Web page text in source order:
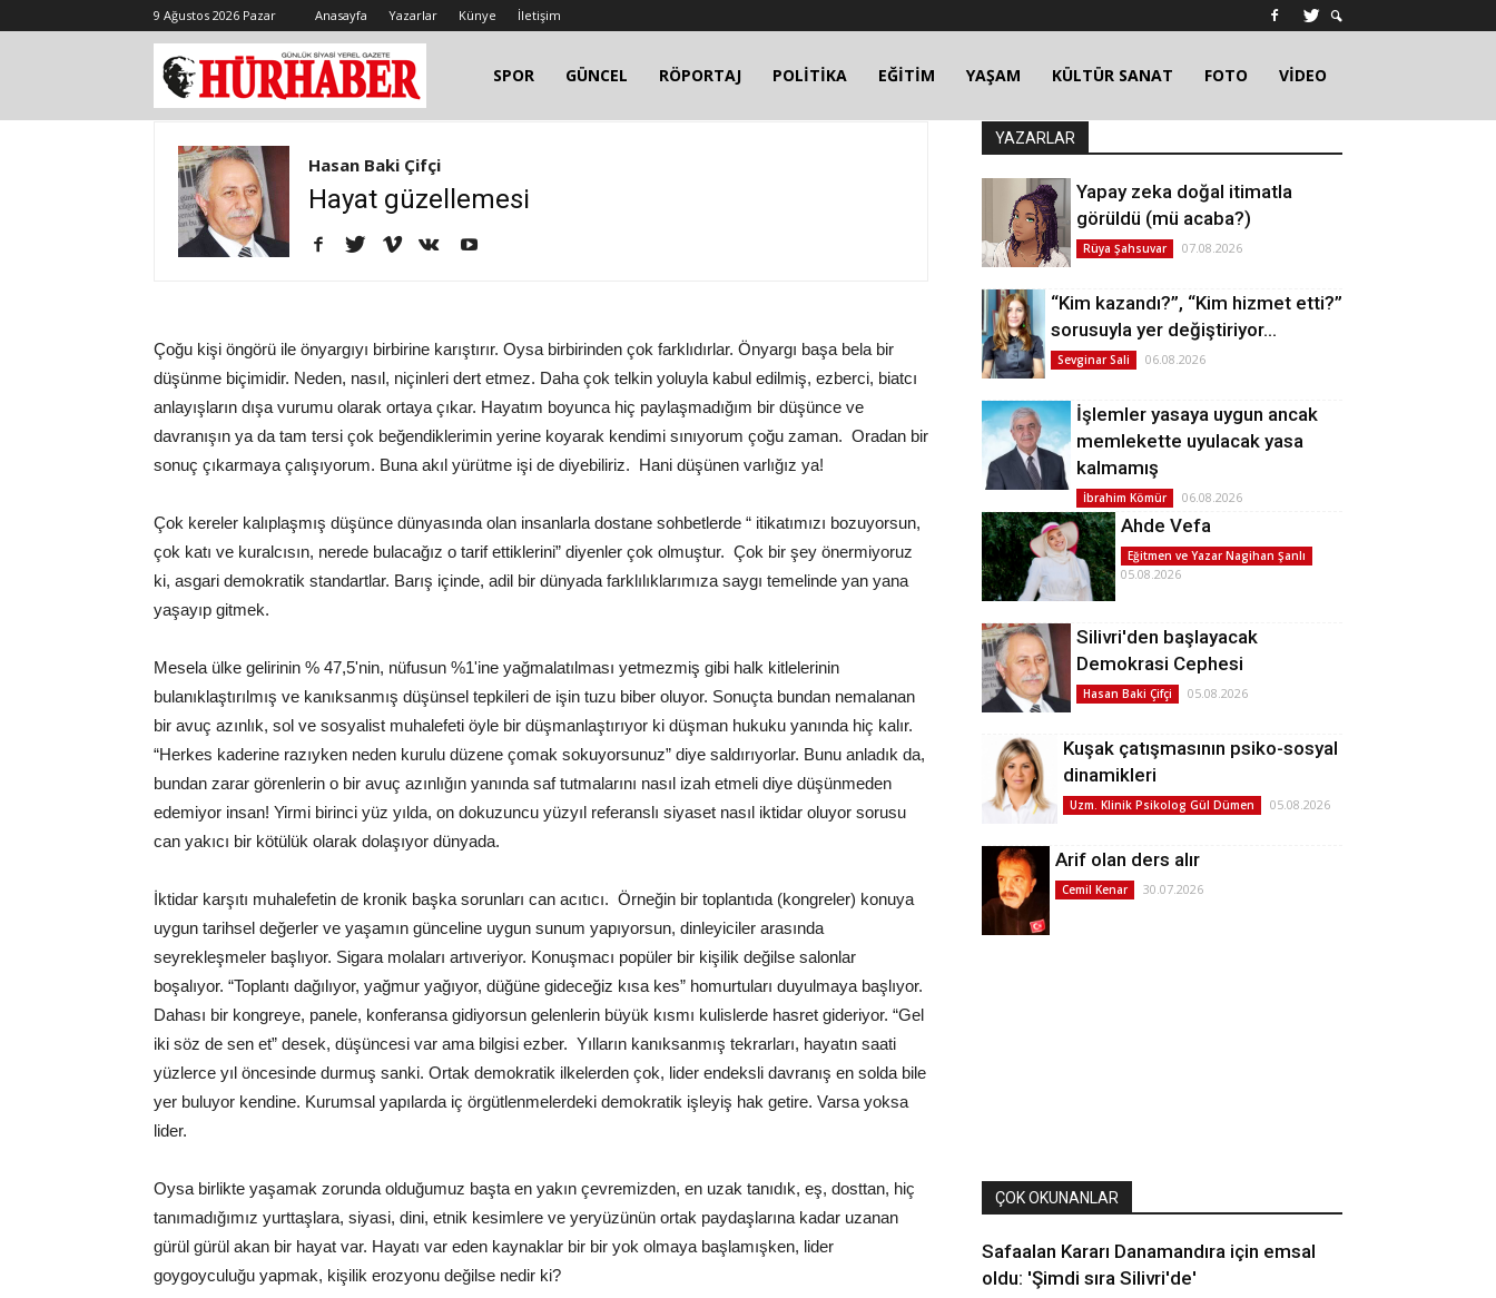
9 Ağustos 2026 Pazar Anasayfa Yazarlar Künye İletişim
SPOR GÜNCEL RÖPORTAJ POLİTİKA EĞİTİM YAŞAM KÜLTÜR SANAT FOTO VİDEO
Hasan Baki Çifçi
Hayat güzellemesi
Çoğu kişi öngörü ile önyargıyı birbirine karıştırır. Oysa birbirinden çok farklıdırlar. Önyargı başa bela bir
düşünme biçimidir. Neden, nasıl, niçinleri dert etmez. Daha çok telkin yoluyla kabul edilmiş, ezberci, biatcı
anlayışların dışa vurumu olarak ortaya çıkar. Hayatım boyunca hiç paylaşmadığım bir düşünce ve
davranışın ya da tam tersi çok beğendiklerimin yerine koyarak kendimi sınıyorum çoğu zaman. Oradan bir
sonuç çıkarmaya çalışıyorum. Buna akıl yürütme işi de diyebiliriz. Hani düşünen varlığız ya!
Çok kereler kalıplaşmış düşünce dünyasında olan insanlarla dostane sohbetlerde “ itikatımızı bozuyorsun,
çok katı ve kuralcısın, nerede bulacağız o tarif ettiklerini” diyenler çok olmuştur. Çok bir şey önermiyoruz
ki, asgari demokratik standartlar. Barış içinde, adil bir dünyada farklılıklarımıza saygı temelinde yan yana
yaşayıp gitmek.
Mesela ülke gelirinin % 47,5'nin, nüfusun %1'ine yağmalatılması yetmezmiş gibi halk kitlelerinin
bulanıklaştırılmış ve kanıksanmış düşünsel tepkileri de işin tuzu biber oluyor. Sonuçta bundan nemalanan
bir avuç azınlık, sol ve sosyalist muhalefeti öyle bir düşmanlaştırıyor ki düşman hukuku yanında hiç kalır.
“Herkes kaderine razıyken neden kurulu düzene çomak sokuyorsunuz” diye saldırıyorlar. Bunu anladık da,
bundan zarar görenlerin o bir avuç azınlığın yanında saf tutmalarını nasıl izah etmeli diye düşünmeden
edemiyor insan! Yirmi birinci yüz yılda, on dokuzuncu yüzyıl referanslı siyaset nasıl iktidar oluyor sorusu
can yakıcı bir kötülük olarak dolaşıyor dünyada.
İktidar karşıtı muhalefetin de kronik başka sorunları can acıtıcı. Örneğin bir toplantıda (kongreler) konuya
uygun tarihsel değerler ve yaşamın günceline uygun sunum yapıyorsun, dinleyiciler arasında
seyrekleşmeler başlıyor. Sigara molaları artıveriyor. Konuşmacı popüler bir kişilik değilse salonlar
boşalıyor. “Toplantı dağılıyor, yağmur yağıyor, düğüne gideceğiz kısa kes” homurtuları duyulmaya başlıyor.
Dahası bir kongreye, panele, konferansa gidiyorsun gelenlerin büyük kısmı kulislerde hasret gideriyor. “Gel
iki söz de sen et” desek, düşüncesi var ama bilgisi ezber. Yılların kanıksanmış tekrarları, hayatın saati
yüzlerce yıl öncesinde durmuş sanki. Ortak demokratik ilkelerden çok, lider endeksli davranış en solda bile
yer buluyor kendine. Kurumsal yapılarda iç örgütlenmelerdeki demokratik işleyiş hak getire. Varsa yoksa
lider.
Oysa birlikte yaşamak zorunda olduğumuz başta en yakın çevremizden, en uzak tanıdık, eş, dosttan, hiç
tanımadığımız yurttaşlara, siyasi, dini, etnik kesimlere ve yeryüzünün ortak paydaşlarına kadar uzanan
gürül gürül akan bir hayat var. Hayatı var eden kaynaklar bir bir yok olmaya başlamışken, lider
goygoyculuğu yapmak, kişilik erozyonu değilse nedir ki?
YAZARLAR
Yapay zeka doğal itimatla
görüldü (mü acaba?)
Rüya Şahsuvar 07.08.2026
“Kim kazandı?”, “Kim hizmet etti?”
sorusuyla yer değiştiriyor…
Sevginar Sali 06.08.2026
İşlemler yasaya uygun ancak
memlekette uyulacak yasa
kalmamış
İbrahim Kömür 06.08.2026
Ahde Vefa
Eğitmen ve Yazar Nagihan Şanlı
05.08.2026
Silivri'den başlayacak
Demokrasi Cephesi
Hasan Baki Çifçi 05.08.2026
Kuşak çatışmasının psiko-sosyal
dinamikleri
Uzm. Klinik Psikolog Gül Dümen 05.08.2026
Arif olan ders alır
Cemil Kenar 30.07.2026
ÇOK OKUNANLAR
Safaalan Kararı Danamandıra için emsal
oldu: 'Şimdi sıra Silivri'de'